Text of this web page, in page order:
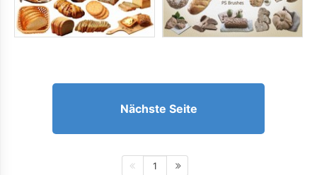
Nächste Seite
1